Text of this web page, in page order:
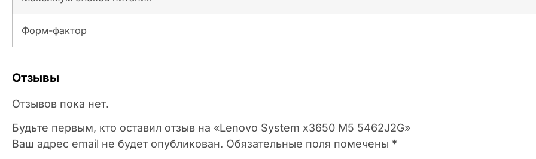
Форм-фактор
Отзывы
Отзывов пока нет.
Будьте первым, кто оставил отзыв на «Lenovo System x3650 M5 5462J2G»
Ваш адрес email не будет опубликован. Обязательные поля помечены *